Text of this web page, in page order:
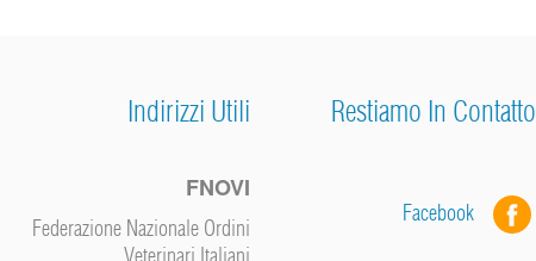
Indirizzi Utili
FNOVI
Federazione Nazionale Ordini
Restiamo In Contatto
Facebook